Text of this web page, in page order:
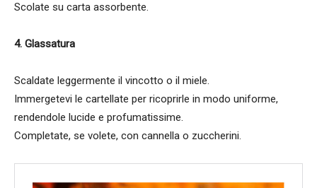
Scolate su carta assorbente.
4. Glassatura
Scaldate leggermente il vincotto o il miele.
Immergetevi le cartellate per ricoprirle in modo uniforme,
rendendole lucide e profumatissime.
Completate, se volete, con cannella o zuccherini.